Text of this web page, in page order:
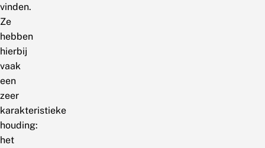
vinden.
Ze
hebben
hierbij
vaak
een
zeer
karakteristieke
houding:
het